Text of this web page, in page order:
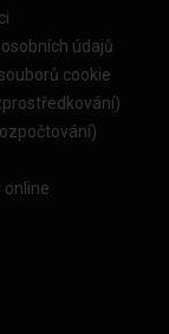
údajů
cookie
online